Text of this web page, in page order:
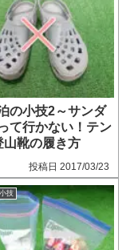
の小技2～サンダ
て行かない！テン
山靴の履き方
2017/03/23
技